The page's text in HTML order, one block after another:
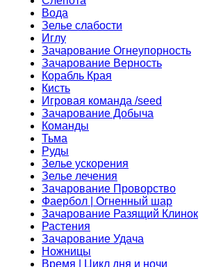
Вода
Зелье слабости
Иглу
Зачарование Огнеупорность
Зачарование Верность
Корабль Края
Кисть
Игровая команда /seed
Зачарование Добыча
Команды
Тьма
Руды
Зелье ускорения
Зелье лечения
Зачарование Проворство
Фаербол | Огненный шар
Зачарование Разящий Клинок
Растения
Зачарование Удача
Ножницы
Время | Цикл дня и ночи